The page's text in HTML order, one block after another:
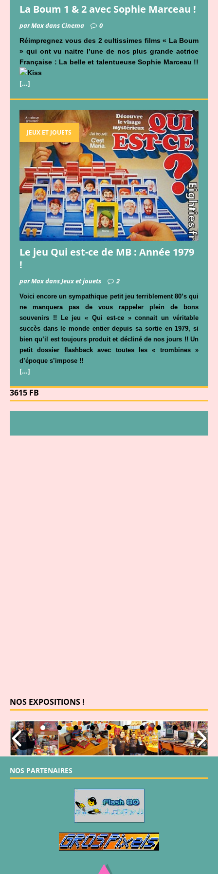
La Boum 1 & 2 avec Sophie Marceau !
par Max dans Cinema 0
Réimpregnez vous des 2 cultissimes films « La Boum
» qui ont vu naitre l’une de nos plus grande actrice
Française : La belle et talentueuse Sophie Marceau !!
[…]
JEUX ET JOUETS
Le jeu Qui est-ce de MB : Année 1979
!
par Max dans Jeux et jouets 2
Voici encore un sympathique petit jeu terriblement 80’s qui
ne manquera pas de vous rappeler plein de bons
souvenirs !! Le jeu « Qui est-ce » connait un véritable
succès dans le monde entier depuis sa sortie en 1979, si
bien qu’il est toujours produit et décliné de nos jours !! Un
petit dossier flashback avec toutes les « trombines »
d’époque s’impose !!
[…]
3615 FB
NOS EXPOSITIONS !
NOS PARTENAIRES